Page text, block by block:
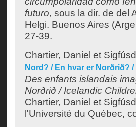
futuro, sous la dir. de del
Helgi. Buenos Aires
27-39.
Chartier, Daniel et
Nord? / En hvar er Norðrið?
Des enfants islandais
Norðrið / Icelandic
Chartier, Daniel et
l'Université du Québec,